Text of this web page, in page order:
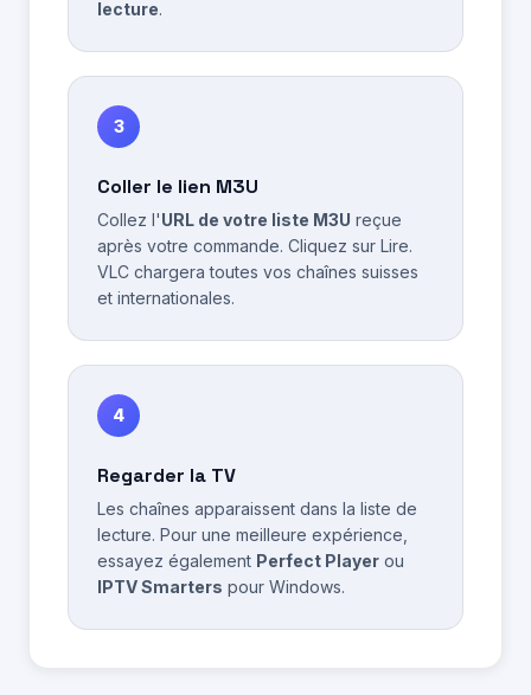
lecture.
3
Coller le lien M3U
Collez l'URL de votre liste M3U reçue
après votre commande. Cliquez sur Lire.
VLC chargera toutes vos chaînes suisses
et internationales.
4
Regarder la TV
Les chaînes apparaissent dans la liste de
lecture. Pour une meilleure expérience,
essayez également Perfect Player ou
IPTV Smarters pour Windows.